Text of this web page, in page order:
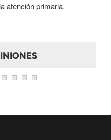
atención primaria.